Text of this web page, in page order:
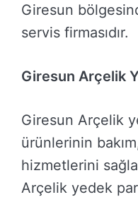
Giresun
servis firmasıdır.
Giresun Arçelik
Giresun Arçelik
ürünlerinin
hizmetlerini
Arçelik yedek